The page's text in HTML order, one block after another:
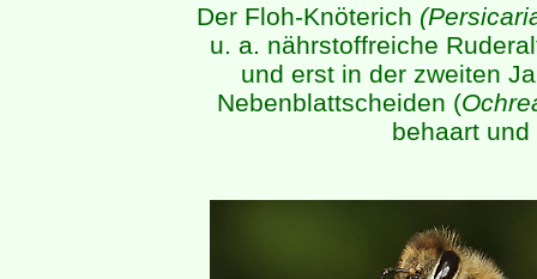
Der Floh-Knöterich
u. a. nährstoffreiche
und erst in der zweiten
Nebenblattscheiden (
behaart